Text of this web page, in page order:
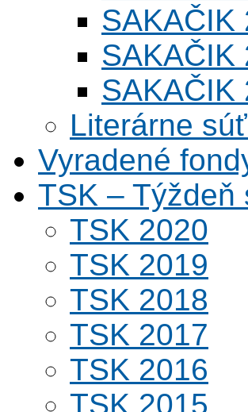
SAKAČIK
SAKAČIK
SAKAČIK
Literárne
Vyradené
TSK –
TSK 2020
TSK 2019
TSK 2018
TSK 2017
TSK 2016
TSK 2015